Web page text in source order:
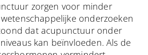
zorgen voor minder
wetenschappelijke onderzoeken
dat acupunctuur onder
kan beïnvloeden. Als de